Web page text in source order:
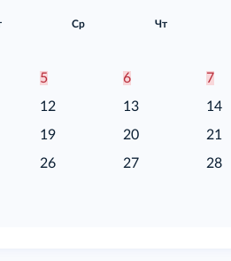
Ср Чт
5 6 7
12 13 14
19 20 21
26 27 28